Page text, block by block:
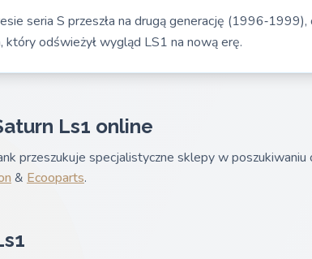
seria S przeszła na drugą generację (1996‑1999),
który odświeżył wygląd LS1 na nową erę.
Ls1 online
przeszukuje specjalistyczne sklepy w poszukiwaniu
& Ecooparts.